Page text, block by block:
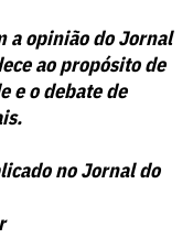
a opinião do Jornal
ao propósito de
e o debate de
no Jornal do